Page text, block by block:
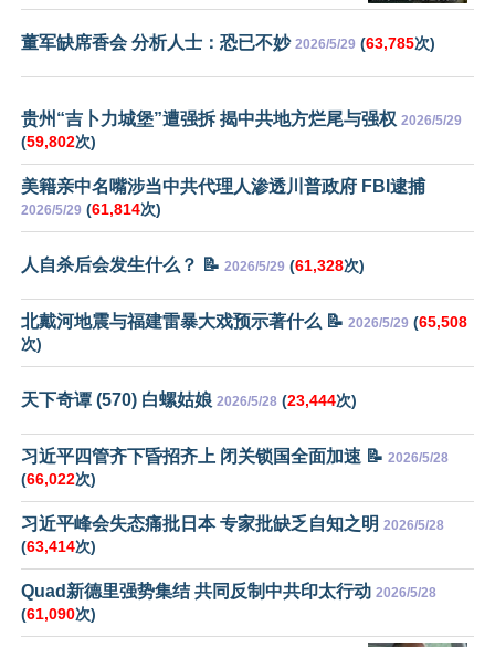
董军缺席香会 分析人士：恐已不妙 2026/5/29 (63,785次)
贵州“吉卜力城堡”遭强拆 揭中共地方烂尾与强权 2026/5/29
(59,802次)
美籍亲中名嘴涉当中共代理人渗透川普政府 FBI逮捕
2026/5/29 (61,814次)
人自杀后会发生什么？ 📝 2026/5/29 (61,328次)
北戴河地震与福建雷暴大戏预示著什么 📝 2026/5/29 (65,508
次)
天下奇谭 (570) 白螺姑娘 2026/5/28 (23,444次)
习近平四管齐下昏招齐上 闭关锁国全面加速 📝 2026/5/28
(66,022次)
习近平峰会失态痛批日本 专家批缺乏自知之明 2026/5/28
(63,414次)
Quad新德里强势集结 共同反制中共印太行动 2026/5/28
(61,090次)